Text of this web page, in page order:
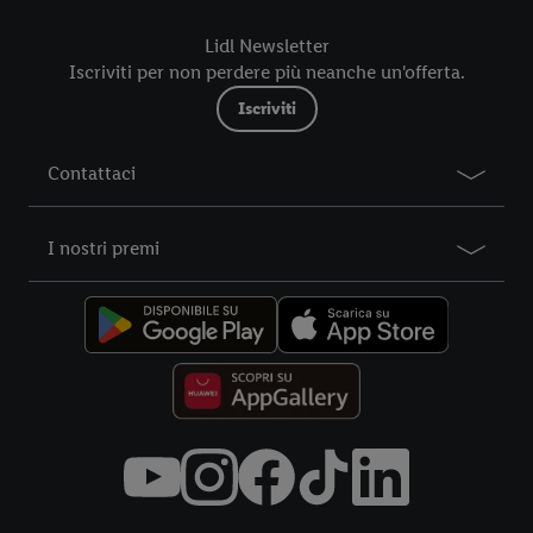
Lidl Newsletter
Iscriviti per non perdere più neanche un'offerta.
Iscriviti
Contattaci
I nostri premi
nostre informazioni legali sono consultabili qui.